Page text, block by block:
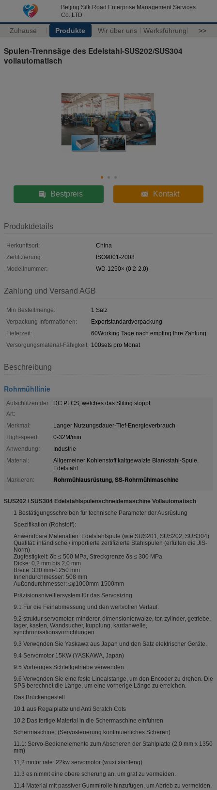
Beijing Silk Road Enterprise Management Services
Co.,LTD
Zuhause Produkte Wir über uns Werksführung >>
Spulen-Trennsäge des Edelstahl-SUS202/SUS304
vollautomatisch
Bestpreis Kontakt
Produktdetails
Herkunftsort:
China
Zertifizierung:
ISO9001-2008
Modellnummer:
WD-1250× (0.2-2.0)
Zahlung und Versand AGB
Min Bestellmenge:
1 Satz
Verpackung Informationen:
Exportstandardverpackung
Lieferzeit:
60Working Tage nach empfing Ihre Zahlung
Versorgungsmaterial-Fähigkeit: 100sets pro Monat
Beschreibung
Rohrmühllinie
Aufschlitzen der
Art:
DC PLCS, welches das Sliting stoppt
Merkmal:
Langer Nutzungsdauer-Tief-Energieverbrauch
High-speed:
0-32M/min
Anwendung:
Industrie
Material:
Allgemeiner Kohlenstoff kaltgewalzte Blankstahl-Spule,
Edelstahl
Markieren:
Rohrmühlausrüstung, SS-Rohrmühlmaschine
SUS202 / SUS304 Edelstahlspulenschneidemaschine Vollautomatisch
1 Bestätigungsschreiben für technische Parameter der Ausrüstung
Spezifikation (Rohstoff):
Anwendbare Materialien: Edelstahlspule (wie SUS201, SUS202, SUS304)
Qualität: inländische / importierte zertifizierte Stahlspulen (erfüllen die JIS-
Norm)
Zugfestigkeit: δb ≤ 500 MPa, Streckgrenze δs ≤ 300 MPa
Dicke: 0,2 mm bis 2,0 mm
Breite: 330 mm-1250 mm
Innendurchmesser: 508 mm
Außendurchmesser: ≤φ1000mm-1500mm
Präzisionsnivelliersystem für das Servosizing
9.1 Für die Feinabmessung und den wertvollen Verlauf.
9.2 struktur servomotor, minderer, dimensionierwalze, tor, zylinder, getriebe,
lager, kasten, Wandsucher, kupplung, kardanwelle,
synchronisationsvorrichtungen
9.3 Verwenden Sie Yaskawa aus Japan und den Satz elektrischer Geräte.
9.4 Servomotor 15KW (YASKAWA, Japan)
9.5 Vorheriges Schleifgetriebe verwenden.
9.6 Verwenden Sie eine feste Linealstange, um den Encoder zu drehen. Die
SPS berechnet die Länge, um eine vorherige Länge zu erreichen.
Das Brückengestell
10.1 aus Regalplatte und Anti Scratch Cots
10.2 Das fertige Material in die Schermaschine einführen
Schermaschine: (Servosteuerung kontinuierliches Scheren)
11.1: Servo-Bedienelemente zum Abscheren der Stahlplatte (2,0 mm x 1350
mm)
11,2 motor rate: 22kw servomotor (wuxi xianfeng)
11.3 es nimmt eine obere scherung an, um grat zu vermeiden.
11.4 Material mit passiver Gummirolle hinzufügen, um Abrieb zu vermeiden.